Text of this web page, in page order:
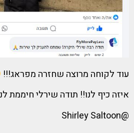
עוד לקוחה מרוצה שחזרה מפראג!!!
איזה כיף לנו!! תודה שירלי חיממת
@Shirley Saltoon